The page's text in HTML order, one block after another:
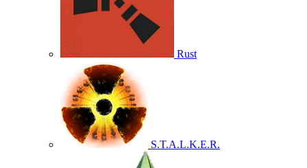
Rust
S.T.A.L.K.E.R.